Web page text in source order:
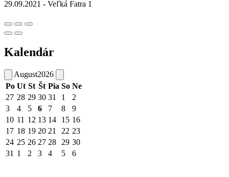
29.09.2021 - Veľká Fatra 1
Kalendár
August2026
Po Ut St Št Pia So Ne
27 28 29 30 31 1
2
3
4 5 6 7 8
9
10 11 12 13 14 15 16
17 18 19 20 21 22 23
24 25 26 27 28 29 30
31 1 2 3 4 5 6